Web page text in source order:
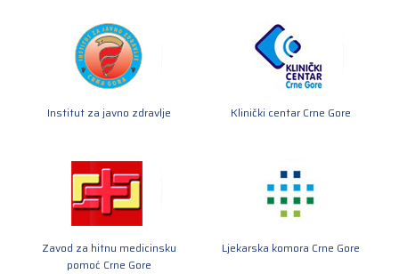
Institut za javno zdravlje Klinički centar Crne Gore
Zavod za hitnu medicinsku
pomoć Crne Gore
Ljekarska komora Crne Gore